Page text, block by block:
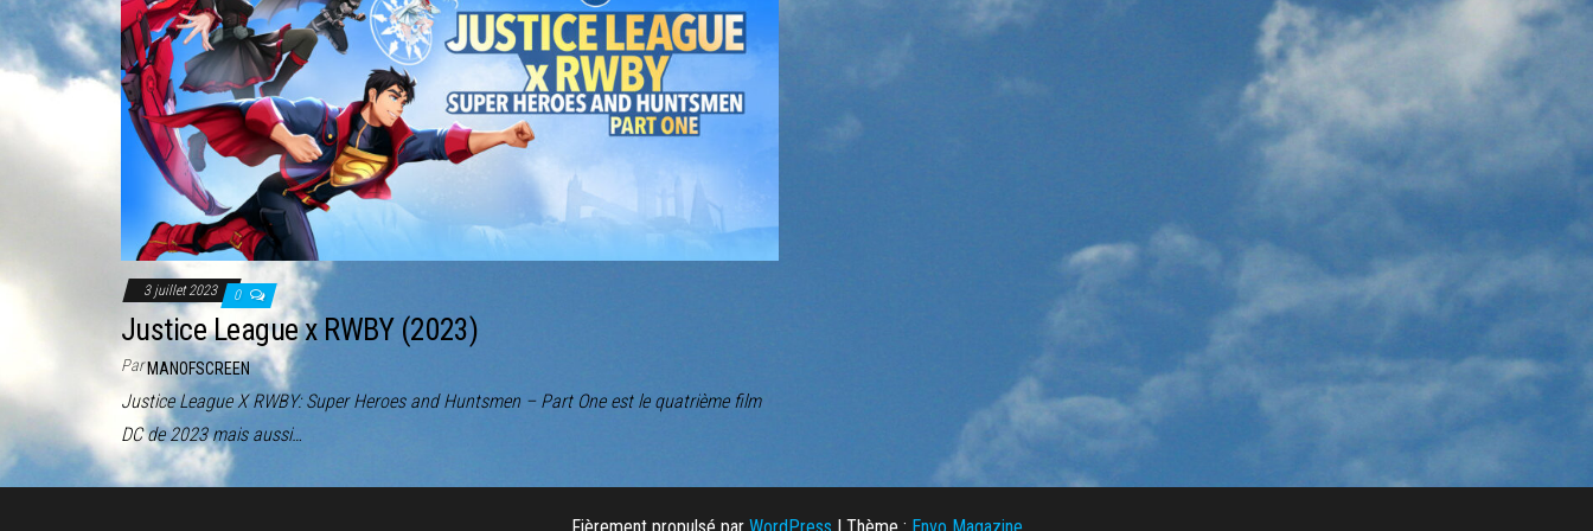
3 juillet 2023 0
Justice League x RWBY (2023)
ParMANOFSCREEN
Justice League X RWBY: Super Heroes and Huntsmen – Part One est le quatrième film
DC de 2023 mais aussi…